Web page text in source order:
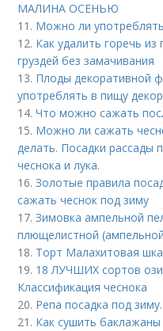
МАЛИНА ОСЕНЬЮ
11. Можно ли
12. Как удалить горечь из
груздей без замачивания
13. Плоды декоративной
употреблять в пищу
14.Что можно сажать
15. Можно ли сажать
делать. Посадки рассады
чеснока и лука.
16.Золотые правила
сажать чеснок под зиму
17.Зимовка ампельной
плющелистной
18. Торт Малахитовая
19. 18 ЛУЧШИХ сортов
Классификация чеснока
20. Репа посадка под
21. Как сушить